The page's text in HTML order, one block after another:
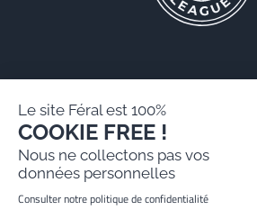
Mentions légales
Politique de protection des
Le site Féral est 100%
COOKIE FREE !
Nous ne collectons pas vos
données personnelles
Consulter notre politique de confidentialité